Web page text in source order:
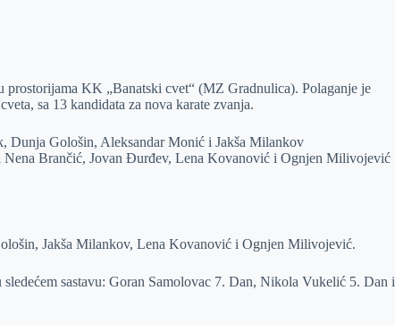
prostorijama KK „Banatski cvet“ (MZ Gradnulica). Polaganje je
sa 13 kandidata za nova karate zvanja.
Dunja Gološin, Aleksandar Monić i Jakša Milankov
Brančić, Jovan Đurđev, Lena Kovanović i Ognjen Milivojević
Jakša Milankov, Lena Kovanović i Ognjen Milivojević.
sastavu: Goran Samolovac 7. Dan, Nikola Vukelić 5. Dan i